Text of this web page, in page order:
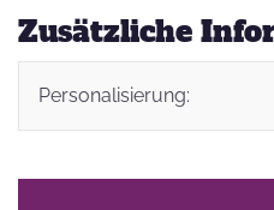
Zusätzliche
Personalisierung: